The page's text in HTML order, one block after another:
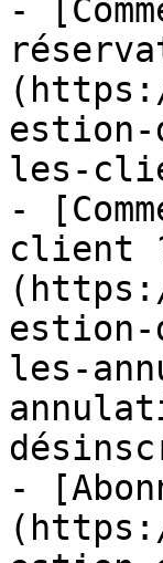
-
estion-
les-
-
client
estion-
les-
-